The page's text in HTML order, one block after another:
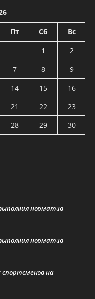
Пт Сб Вс
1
2
7 8
9
14 15
16
21 22
23
28 29
30
норматив
норматив
спортсменов на